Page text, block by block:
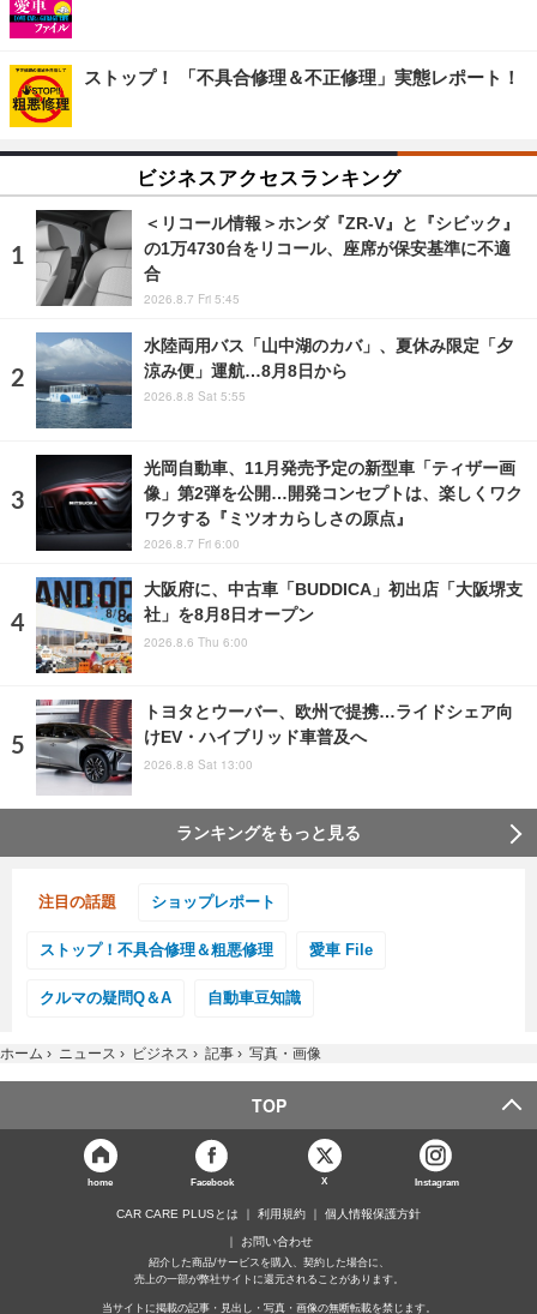
ストップ！ 「不具合修理＆不正修理」実態レポート！
ビジネスアクセスランキング
＜リコール情報＞ホンダ『ZR-V』と『シビック』
の1万4730台をリコール、座席が保安基準に不適
合
2026.8.7 Fri 5:45
水陸両用バス「山中湖のカバ」、夏休み限定「夕
涼み便」運航…8月8日から
2026.8.8 Sat 5:55
光岡自動車、11月発売予定の新型車「ティザー画
像」第2弾を公開…開発コンセプトは、楽しくワク
ワクする『ミツオカらしさの原点』
2026.8.7 Fri 6:00
大阪府に、中古車「BUDDICA」初出店「大阪堺支
社」を8月8日オープン
2026.8.6 Thu 6:00
トヨタとウーバー、欧州で提携…ライドシェア向
けEV・ハイブリッド車普及へ
2026.8.8 Sat 13:00
ランキングをもっと見る
注目の話題 ショップレポート
ストップ！不具合修理＆粗悪修理 愛車 File
クルマの疑問Q＆A 自動車豆知識
ホーム › ニュース › ビジネス › 記事 › 写真・画像
TOP
home Facebook X Instagram
CAR CARE PLUSとは 利用規約 個人情報保護方針
お問い合わせ
紹介した商品/サービスを購入、契約した場合に、
売上の一部が弊社サイトに還元されることがあります。
当サイトに掲載の記事・見出し・写真・画像の無断転載を禁じます。